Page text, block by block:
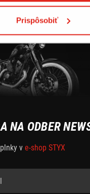
Prispôsobiť
NA ODBER
v e-shop STYX